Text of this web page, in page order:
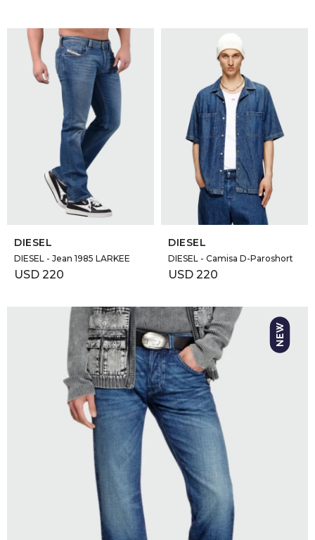
SELECCIONAR TALLE
DIESEL
DIESEL - Jean 1985 LARKEE
USD 220
SELECCIONAR TALLE
DIESEL
DIESEL - Camisa D-Paroshort
USD 220